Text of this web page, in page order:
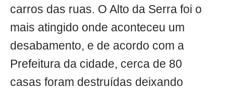
carros das ruas. O Alto da Serra foi o
mais atingido onde aconteceu um
desabamento, e de acordo com a
Prefeitura da cidade, cerca de 80
casas foram destruídas deixando